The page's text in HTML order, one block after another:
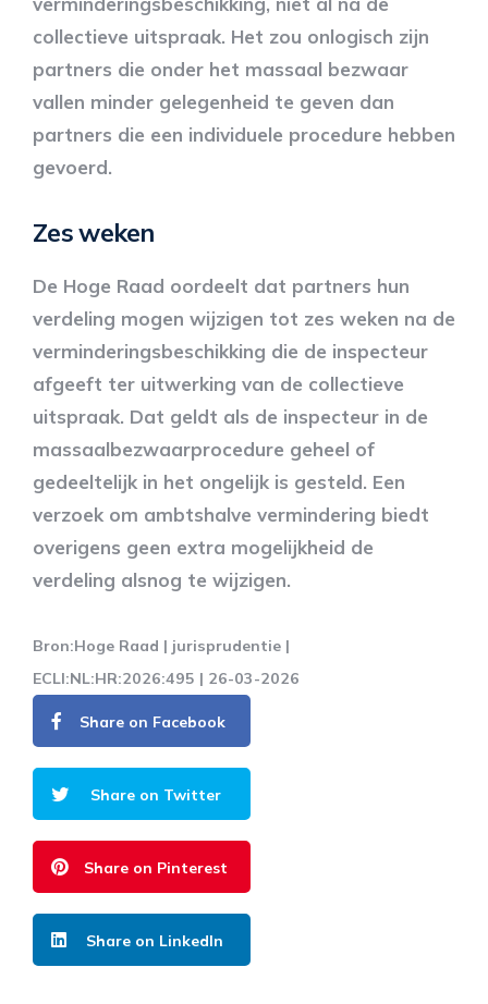
collectieve uitspraak. Het zou onlogisch zijn
partners die onder het massaal bezwaar
vallen minder gelegenheid te geven dan
partners die een individuele procedure hebben
gevoerd.
Zes weken
De Hoge Raad oordeelt dat partners hun
verdeling mogen wijzigen tot zes weken na de
verminderingsbeschikking die de inspecteur
afgeeft ter uitwerking van de collectieve
uitspraak. Dat geldt als de inspecteur in de
massaalbezwaarprocedure geheel of
gedeeltelijk in het ongelijk is gesteld. Een
verzoek om ambtshalve vermindering biedt
overigens geen extra mogelijkheid de
verdeling alsnog te wijzigen.
Bron:Hoge Raad | jurisprudentie |
ECLI:NL:HR:2026:495 | 26-03-2026
Share on Facebook
Share on Twitter
Share on Pinterest
Share on LinkedIn